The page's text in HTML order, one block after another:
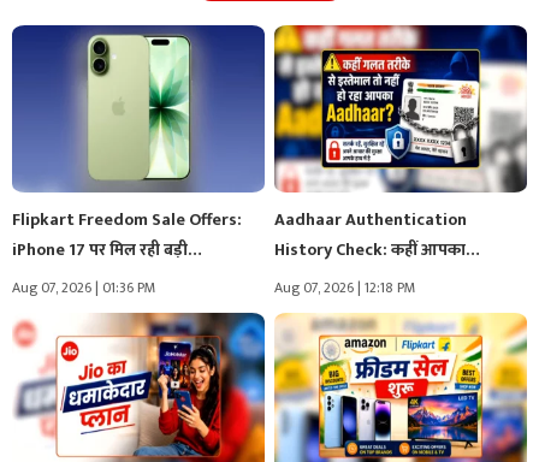
Flipkart Freedom Sale Offers:
iPhone 17 पर मिल रही बड़ी…
Aug 07, 2026 | 01:36 PM
Aadhaar Authentication
History Check: कहीं आपका
Aadhaar कोई और तो…
Aug 07, 2026 | 12:18 PM